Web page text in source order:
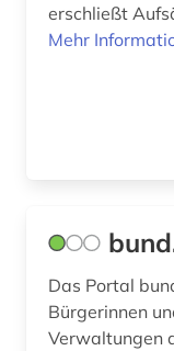
badeort (1)
erschließt
Mehr
Das Portal
Bürgerinnen
Verwaltungen